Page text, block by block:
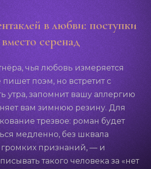
в любви: поступки
вместо серенад
чья любовь измеряется
поэм, но встретит с
утра, запомнит вашу аллергию
вам зимнюю резину. Для
трезвое: роман будет
медленно, без шквала
признаний, — и
такого человека за «нет